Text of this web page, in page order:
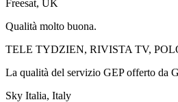
Freesat, UK
Qualità molto buona.
TELE TYDZIEN, RIVISTA TV,
La qualità del servizio GEP offerto da
Sky Italia, Italy